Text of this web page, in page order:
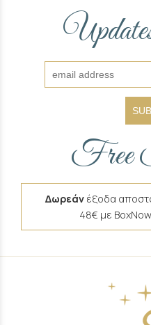
Free
Δωρεάν έξοδα
48€ με